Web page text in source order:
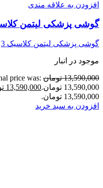
افزودن به علاقه مندی
گوشی پزشکی لیتمن کلاسیک 3 آبی یخی
گوشی پزشکی لیتمن کلاسیک 3
موجود در انبار
13,590,000 تومان
price was:
13,590,000 تومان.
13,590,000 تومان
13,590,000 تومان.
افزودن به سبد خرید